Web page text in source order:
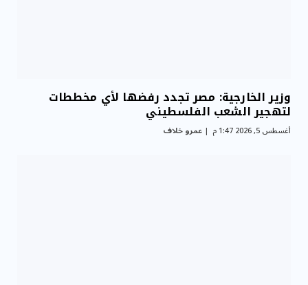
وزير الخارجية: مصر تجدد رفضها لأي مخططات
لتهجير الشعب الفلسطيني
أغسطس 5, 2026 1:47 م عمرو خلاف